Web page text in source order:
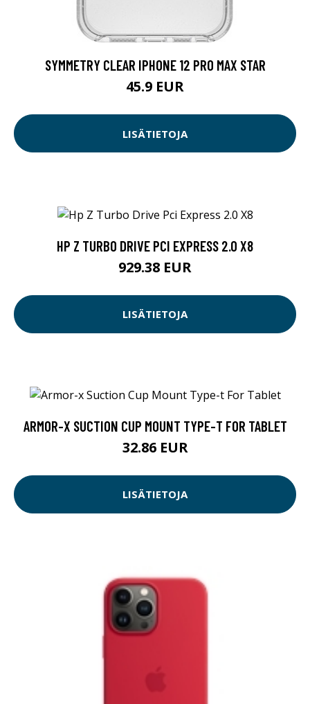
SYMMETRY CLEAR IPHONE 12 PRO MAX STAR
45.9 EUR
LISÄTIETOJA
HP Z TURBO DRIVE PCI EXPRESS 2.0 X8
929.38 EUR
LISÄTIETOJA
ARMOR-X SUCTION CUP MOUNT TYPE-T FOR TABLET
32.86 EUR
LISÄTIETOJA